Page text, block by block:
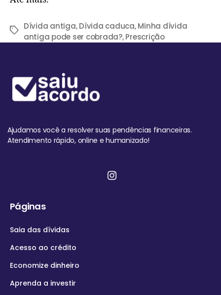
Dívida antiga,Dívida caduca,Minha dívida
antiga pode ser cobrada?,Prescrição
Ajudamos você a resolver suas pendências financeiras.
Atendimento rápido, online e humanizado!
Páginas
Saia das dívidas
Acesso ao crédito
Economize dinheiro
Aprenda a investir